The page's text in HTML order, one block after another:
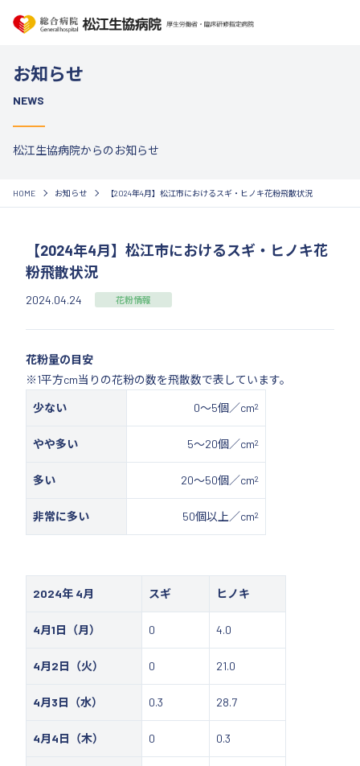
お知らせ
NEWS
松江生協病院からのお知らせ
HOME お知らせ 【2024年4月】松江市におけるスギ・ヒノキ花粉飛散状況
【2024年4月】松江市におけるスギ・ヒノキ花
粉飛散状況
2024.04.24 花粉情報
花粉量の目安
※1平方cm当りの花粉の数を飛散数で表しています。
少ない 0～5個／cm2
やや多い 5～20個／cm2
多い 20～50個／cm2
非常に多い 50個以上／cm2
2024年 4月 スギ ヒノキ
4月1日（月） 0 4.0
4月2日（火） 0 21.0
4月3日（水） 0.3 28.7
4月4日（木） 0 0.3